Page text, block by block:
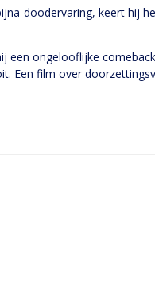
doodervaring, keert hij
een ongelooflijke
Een film over